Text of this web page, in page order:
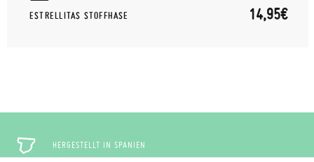
ESTRELLITAS STOFFHASE 14,95€
HERGESTELLT IN SPANIEN